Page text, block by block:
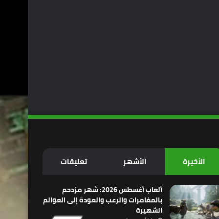
الأخيرة الأشهر تعليقات
ألعاب أغسطس 2026: شهر مزدحم
بالمغامرات والرعب والعودة إلى العوالم
الشهيرة